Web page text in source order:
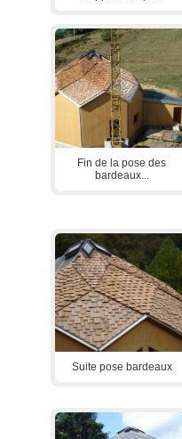
Fin de la pose des
bardeaux...
Suite pose bardeaux